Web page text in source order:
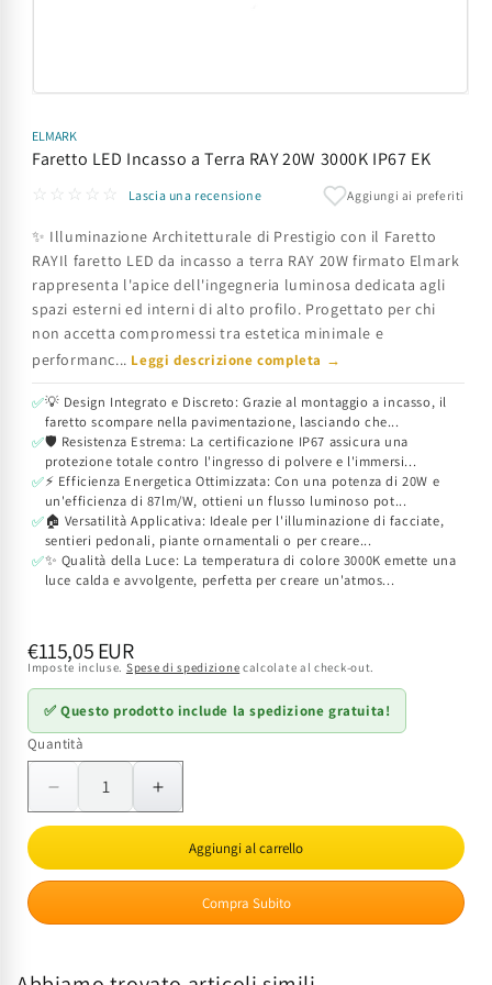
multimediali
1
in
modale
ELMARK
Faretto LED Incasso a Terra RAY 20W 3000K IP67 EK
☆☆☆☆☆
Lascia una recensione Aggiungi ai preferiti
✨ Illuminazione Architetturale di Prestigio con il Faretto
RAYIl faretto LED da incasso a terra RAY 20W firmato Elmark
rappresenta l'apice dell'ingegneria luminosa dedicata agli
spazi esterni ed interni di alto profilo. Progettato per chi
non accetta compromessi tra estetica minimale e
performanc... Leggi descrizione completa →
✅💡 Design Integrato e Discreto: Grazie al montaggio a incasso, il
faretto scompare nella pavimentazione, lasciando che...
✅🛡️ Resistenza Estrema: La certificazione IP67 assicura una
protezione totale contro l'ingresso di polvere e l'immersi...
✅⚡ Efficienza Energetica Ottimizzata: Con una potenza di 20W e
un'efficienza di 87lm/W, ottieni un flusso luminoso pot...
✅🏠 Versatilità Applicativa: Ideale per l'illuminazione di facciate,
sentieri pedonali, piante ornamentali o per creare...
✅✨ Qualità della Luce: La temperatura di colore 3000K emette una
luce calda e avvolgente, perfetta per creare un'atmos...
Prezzo
di
listino
€115,05 EUR
Imposte incluse. Spese di spedizione calcolate al check-out.
✅ Questo prodotto include la spedizione gratuita!
Quantità
Quantità
Diminuisci
quantità
Faretto
LED
RAY
Aumenta
quantità
Faretto
LED
Incasso
RAY
Aggiungi al carrello
Compra Subito